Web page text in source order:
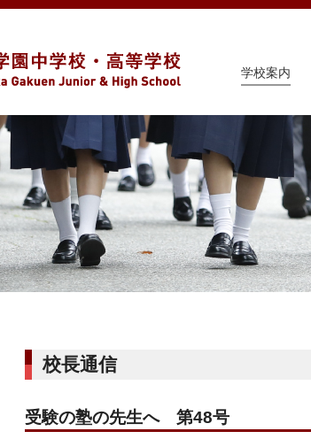
学校案内
校長通信
受験の塾の先生へ 第48号